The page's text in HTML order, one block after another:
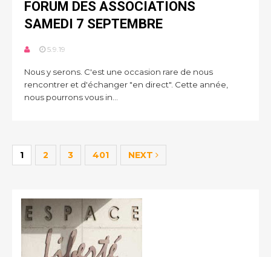
FORUM DES ASSOCIATIONS
SAMEDI 7 SEPTEMBRE
5.9.19
Nous y serons. C'est une occasion rare de nous
rencontrer et d'échanger "en direct". Cette année,
nous pourrons vous in...
1 2 3 401 NEXT